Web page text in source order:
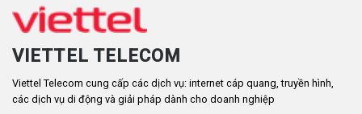
VIETTEL TELECOM
Viettel Telecom cung cấp các dịch vụ: internet cáp quang, truyền hình,
các dịch vụ di động và giải pháp dành cho doanh nghiệp